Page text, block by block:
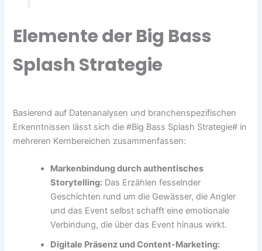
Elemente der Big Bass
Splash Strategie
Basierend auf Datenanalysen und branchenspezifischen
Erkenntnissen lässt sich die #Big Bass Splash Strategie# in
mehreren Kernbereichen zusammenfassen:
Markenbindung durch authentisches
Storytelling: Das Erzählen fesselnder
Geschichten rund um die Gewässer, die Angler
und das Event selbst schafft eine emotionale
Verbindung, die über das Event hinaus wirkt.
Digitale Präsenz und Content-Marketing: